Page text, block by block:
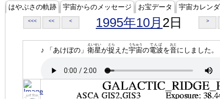
はやぶさの軌跡 宇宙からのメッセージ お宝データ 宇宙カレン
<<< << < 1995年10月 2日 >
♪ 「あけぼの」 衛星
えいせい
が捉
とら
えた宇宙
うちゅう
の電波
でんぱ
を音
おと
にしました。